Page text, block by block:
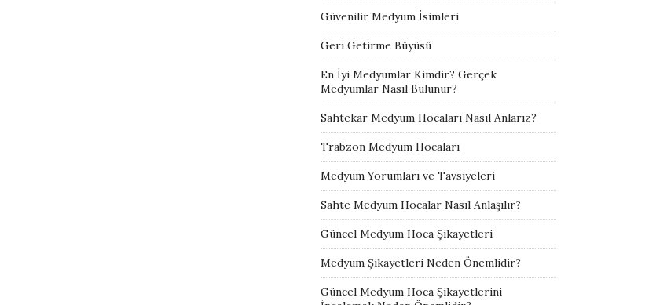
Güvenilir Medyum İsimleri
Geri Getirme Büyüsü
En İyi Medyumlar Kimdir? Gerçek
Medyumlar Nasıl Bulunur?
Sahtekar Medyum Hocaları Nasıl Anlarız?
Trabzon Medyum Hocaları
Medyum Yorumları ve Tavsiyeleri
Sahte Medyum Hocalar Nasıl Anlaşılır?
Güncel Medyum Hoca Şikayetleri
Medyum Şikayetleri Neden Önemlidir?
Güncel Medyum Hoca Şikayetlerini